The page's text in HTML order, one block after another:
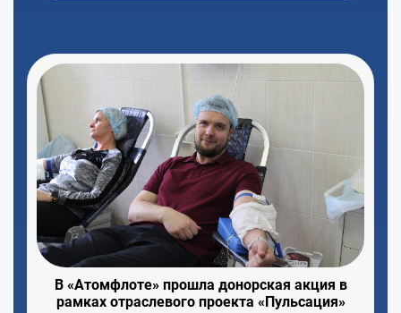
В «Атомфлоте» прошла донорская акция в
рамках отраслевого проекта «Пульсация»